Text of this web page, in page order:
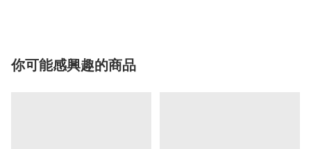
你可能感興趣的商品